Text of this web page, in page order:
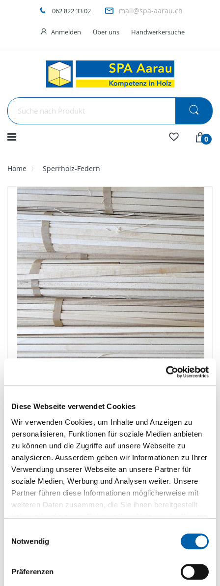
Diese Webseite verwendet Cookies
Wir verwenden Cookies, um Inhalte und Anzeigen zu
personalisieren, Funktionen für soziale Medien anbieten
zu können und die Zugriffe auf unsere Webseite zu
analysieren. Ausserdem geben wir Informationen zu Ihrer
Verwendung unserer Webseite an unsere Partner für
soziale Medien, Werbung und Analysen weiter. Unsere
Partner führen diese Informationen möglicherweise mit
weiteren Daten zusammen, die Sie ihnen bereitgestellt
haben oder die sie im Rahmen Ihrer Nutzung der Dienste
Notwendig
Präferenzen
062 822 33 02 mail@spa-aarau.ch
Anmelden Über uns Handwerkersuche
Menü
0
Home Sperrholz-Federn
Skip
to
the
end
of
the
images
gallery
beginning
of
the
images
gallery
Mehr
Informationen
Innenausbau
längs
Holz
B/BB
Gruppiert
Produkte
Artikel
CU.A04.2519